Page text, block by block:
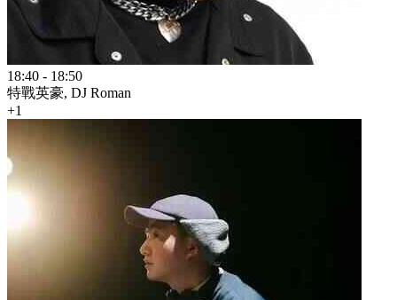
18:40 - 18:50
特戰英豪, DJ Roman
+1